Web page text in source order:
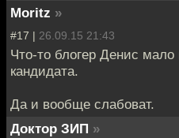
Moritz »
#17 | 26.09.15 21:43
Что-то блогер Денис мало
кандидата.
Да и вообще слабоват.
Доктор ЗИП »